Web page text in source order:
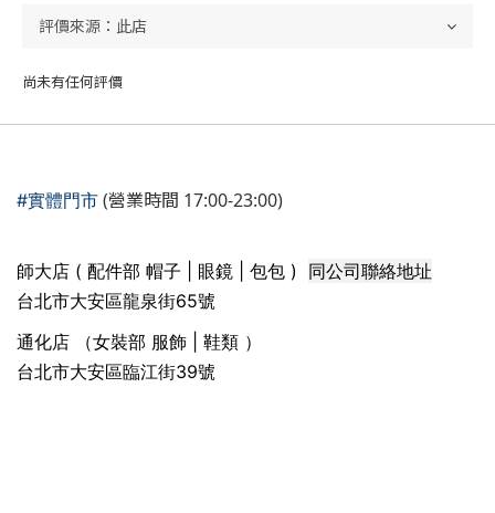
尚未有任何評價
#實體門市 (營業時間 17:00-23:00)
師大店 ( 配件部 帽子 | 眼鏡 | 包包 ) 同公司聯絡地址
台北市大安區龍泉街65號
通化店 （女裝部 服飾 | 鞋類 ）
台北市大安區臨江街39號